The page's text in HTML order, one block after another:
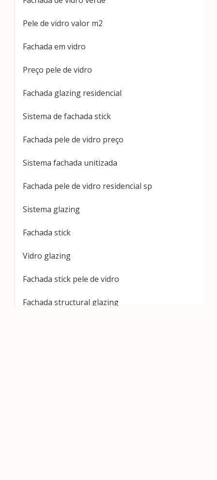
Pele de vidro valor m2
Fachada em vidro
Preço pele de vidro
Fachada glazing residencial
Sistema de fachada stick
Fachada pele de vidro preço
Sistema fachada unitizada
Fachada pele de vidro residencial sp
Sistema glazing
Fachada stick
Vidro glazing
Fachada stick pele de vidro
Fachada structural glazing